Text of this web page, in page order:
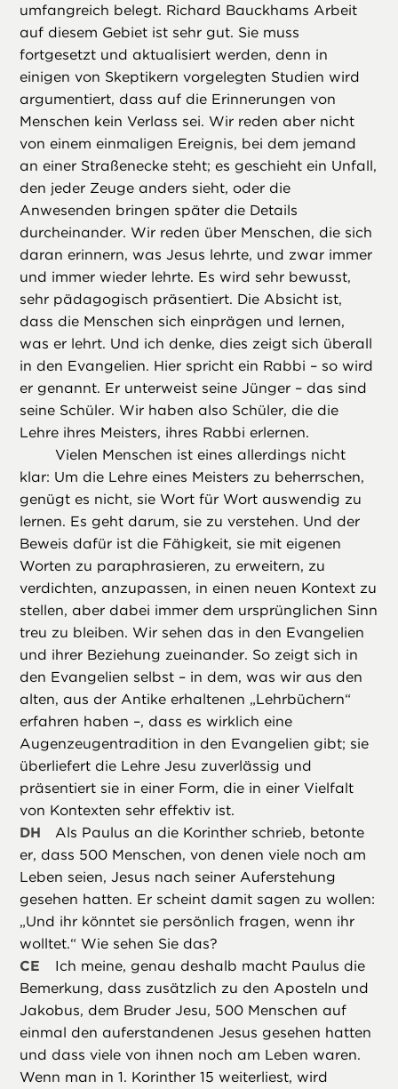
umfangreich belegt. Richard Bauckhams Arbeit
auf diesem Gebiet ist sehr gut. Sie muss
fortgesetzt und aktualisiert werden, denn in
einigen von Skeptikern vorgelegten Studien wird
argumentiert, dass auf die Erinnerungen von
Menschen kein Verlass sei. Wir reden aber nicht
von einem einmaligen Ereignis, bei dem jemand
an einer Straßenecke steht; es geschieht ein Unfall,
den jeder Zeuge anders sieht, oder die
Anwesenden bringen später die Details
durcheinander. Wir reden über Menschen, die sich
daran erinnern, was Jesus lehrte, und zwar immer
und immer wieder lehrte. Es wird sehr bewusst,
sehr pädagogisch präsentiert. Die Absicht ist,
dass die Menschen sich einprägen und lernen,
was er lehrt. Und ich denke, dies zeigt sich überall
in den Evangelien. Hier spricht ein Rabbi – so wird
er genannt. Er unterweist seine Jünger – das sind
seine Schüler. Wir haben also Schüler, die die
Lehre ihres Meisters, ihres Rabbi erlernen.
Vielen Menschen ist eines allerdings nicht
klar: Um die Lehre eines Meisters zu beherrschen,
genügt es nicht, sie Wort für Wort auswendig zu
lernen. Es geht darum, sie zu verstehen. Und der
Beweis dafür ist die Fähigkeit, sie mit eigenen
Worten zu paraphrasieren, zu erweitern, zu
verdichten, anzupassen, in einen neuen Kontext zu
stellen, aber dabei immer dem ursprünglichen Sinn
treu zu bleiben. Wir sehen das in den Evangelien
und ihrer Beziehung zueinander. So zeigt sich in
den Evangelien selbst – in dem, was wir aus den
alten, aus der Antike erhaltenen „Lehrbüchern“
erfahren haben –, dass es wirklich eine
Augenzeugentradition in den Evangelien gibt; sie
überliefert die Lehre Jesu zuverlässig und
präsentiert sie in einer Form, die in einer Vielfalt
von Kontexten sehr effektiv ist.
DH
Als Paulus an die Korinther schrieb, betonte
er, dass 500 Menschen, von denen viele noch am
Leben seien, Jesus nach seiner Auferstehung
gesehen hatten. Er scheint damit sagen zu wollen:
„Und ihr könntet sie persönlich fragen, wenn ihr
wolltet.“ Wie sehen Sie das?
CE
Ich meine, genau deshalb macht Paulus die
Bemerkung, dass zusätzlich zu den Aposteln und
Jakobus, dem Bruder Jesu, 500 Menschen auf
einmal den auferstandenen Jesus gesehen hatten
und dass viele von ihnen noch am Leben waren.
Wenn man in 1. Korinther 15 weiterliest, wird